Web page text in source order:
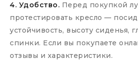
4. Удобство. Перед покупкой
протестировать кресло —
устойчивость, высоту сиденья,
спинки. Если вы покупаете
отзывы и характеристики.